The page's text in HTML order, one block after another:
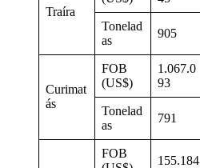
Traíra
Tonelad
as
905
Curimat
ás
FOB
(US$)
1.067.0
93
Tonelad
as
791
FOB
155.184